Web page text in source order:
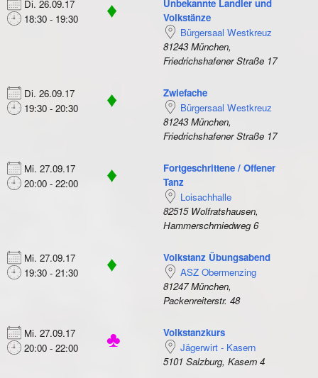
Di. 26.09.17
18:30 - 19:30
♦
Unbekannte Landler und
Volkstänze
Bürgersaal Westkreuz
81243 München,
Friedrichshafener Straße 17
Di. 26.09.17
19:30 - 20:30
♦
Zwiefache
Bürgersaal Westkreuz
81243 München,
Friedrichshafener Straße 17
Mi. 27.09.17
20:00 - 22:00
♦
Fortgeschrittene / Offener
Tanz
Loisachhalle
82515 Wolfratshausen,
Hammerschmiedweg 6
Mi. 27.09.17
19:30 - 21:30
♦
Volkstanz Übungsabend
ASZ Obermenzing
81247 München,
Packenreiterstr. 48
Mi. 27.09.17
20:00 - 22:00
♣
Volkstanzkurs
Jägerwirt - Kasern
5101 Salzburg, Kasern 4